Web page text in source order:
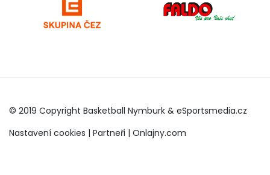
© 2019 Copyright Basketball Nymburk & eSportsmedia.cz
Nastavení cookies | Partneři | Onlajny.com